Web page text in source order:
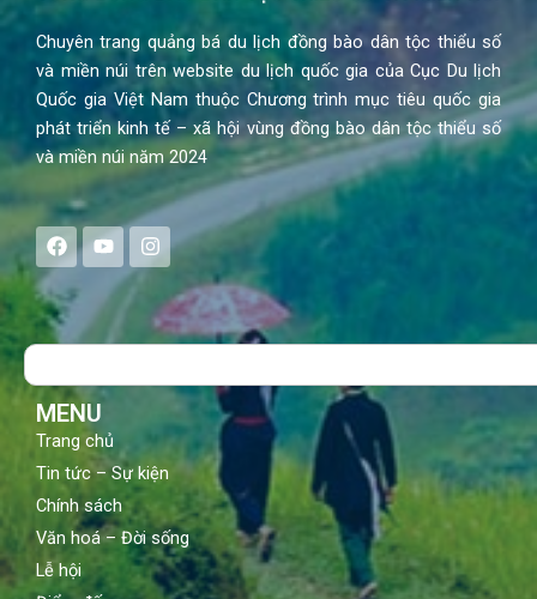
Chuyên trang quảng bá du lịch đồng bào dân tộc thiểu số
và miền núi trên website du lịch quốc gia của Cục Du lịch
Quốc gia Việt Nam thuộc Chương trình mục tiêu quốc gia
phát triển kinh tế – xã hội vùng đồng bào dân tộc thiểu số
và miền núi năm 2024
F
a
c
e
b
o
Y
o
u
t
u
b
I
n
s
a
g
Search
MENU
Trang chủ
Tin tức – Sự kiện
Chính sách
Văn hoá – Đời sống
Lễ hội